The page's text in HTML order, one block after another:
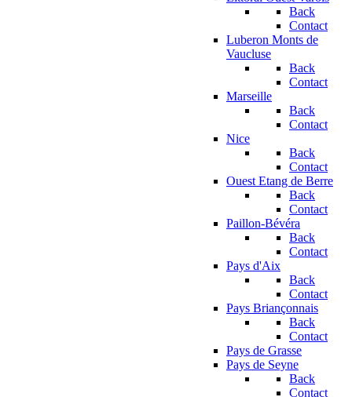
Back
Contact
Luberon Monts de
Vaucluse
Back
Contact
Marseille
Back
Contact
Nice
Back
Contact
Ouest Etang de Berre
Back
Contact
Paillon-Bévéra
Back
Contact
Pays d'Aix
Back
Contact
Pays Briançonnais
Back
Contact
Pays de Grasse
Pays de Seyne
Back
Contact